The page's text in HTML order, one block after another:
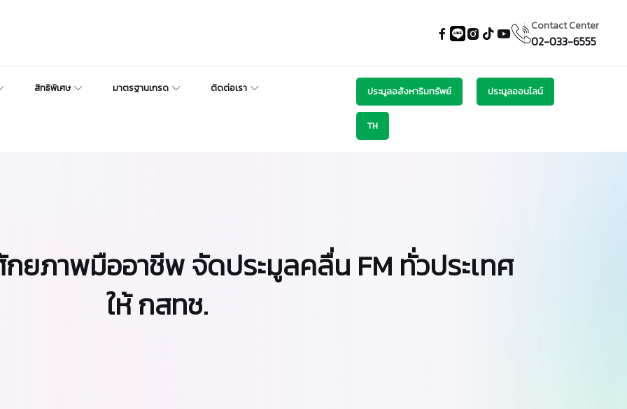
Contact Center
02-033-6555
สิทธิพิเศษ มาตรฐานเกรด ติดต่อเรา ประมูลอสังหาริมทรัพย์ ประมูลออนไลน์
TH
ยภาพมืออาชีพ จัดประมูลคลื่น FM ทั่วประเทศ
ให้ กสทช.